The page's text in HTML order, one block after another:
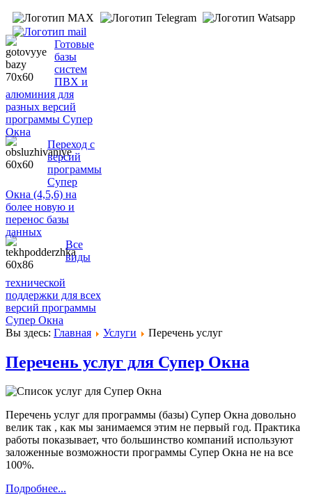
Готовые
базы
систем
ПВХ и
алюминия для
разных версий
программы Супер
Окна
Переход с
версий
программы
Супер
Окна (4,5,6) на
более новую и
перенос базы
данных
Все
виды
технической
поддержки для всех
версий программы
Супер Окна
Вы здесь: Главная Услуги Перечень услуг
Перечень услуг для Супер Окна
Перечень услуг для программы (базы) Супер Окна довольно
велик так , как мы занимаемся этим не первый год. Практика
работы показывает, что большинство компаний используют
заложенные возможности программы Супер Окна не на все
100%.
Подробнее...